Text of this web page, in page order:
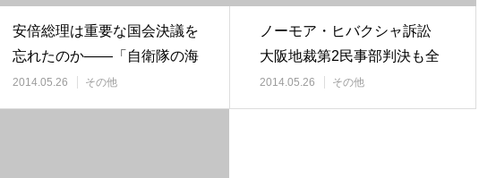
安倍総理は重要な国会決議を
忘れたのか――「自衛隊の海
外出動を為さざる…
2014.05.26 その他
ノーモア・ヒバクシャ訴訟
大阪地裁第2民事部判決も全
員勝訴！
2014.05.26 その他